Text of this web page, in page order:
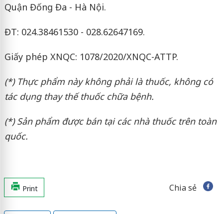
Quận Đống Đa - Hà Nội.
ĐT: 024.38461530 - 028.62647169.
Giấy phép XNQC: 1078/2020/XNQC-ATTP.
(*) Thực phẩm này không phải là thuốc, không có
tác dụng thay thế thuốc chữa bệnh.
(*)Sản phẩm được bán tại các nhà thuốc trên toàn
quốc.
Print Chia sẻ